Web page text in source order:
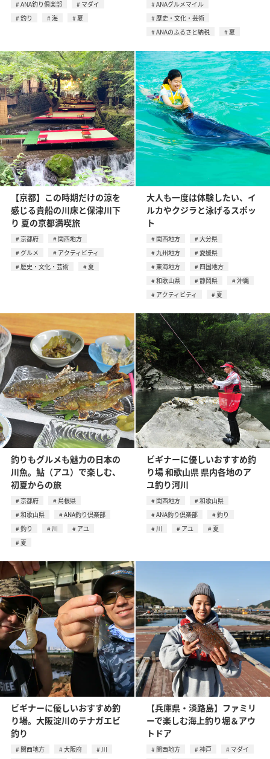
ANA釣り倶楽部
マダイ
釣り
海 夏
ANAグルメマイル
歴史・文化・芸術
ANAのふるさと納税
夏
【京都】この時期だけの涼を
感じる貴船の川床と保津川下
り 夏の京都満喫旅
京都府
関西地方
グルメ
アクティビティ
歴史・文化・芸術
夏
大人も一度は体験したい、イ
ルカやクジラと泳げるスポッ
ト
関西地方
大分県
九州地方
愛媛県
東海地方
四国地方
和歌山県
静岡県
沖縄
アクティビティ
夏
釣りもグルメも魅力の日本の
川魚。鮎（アユ）で楽しむ、
初夏からの旅
京都府
島根県
和歌山県
ANA釣り倶楽部
釣り
川
アユ
夏
ビギナーに優しいおすすめ釣
り場 和歌山県 県内各地のア
ユ釣り河川
関西地方
和歌山県
ANA釣り倶楽部
釣り
川
アユ 夏
ビギナーに優しいおすすめ釣
り場。大阪淀川のテナガエビ
釣り
関西地方 大阪府
川
【兵庫県・淡路島】ファミリ
ーで楽しむ海上釣り堀＆アウ
トドア
関西地方 神戸
マダイ